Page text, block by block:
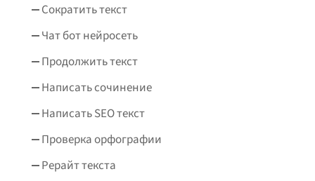
Сократить текст
Чат бот нейросеть
Продолжить текст
Написать сочинение
Написать SEO текст
Проверка орфографии
Рерайт текста